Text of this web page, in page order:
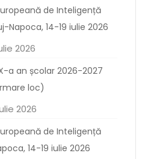
de Inteligență
Napoca, 14-19 iulie 2026
2026
a an școlar 2026-2027
loc)
2026
de Inteligență
14-19 iulie 2026